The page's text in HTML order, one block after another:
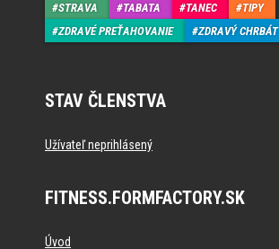
STRAVA
TABATA TANEC
TIPY
ZDRAVÉ PREŤAHOVANIE
ZDRAVÝ CHRBÁT
STAV ČLENSTVA
Užívateľ neprihlásený
FITNESS.FORMFACTORY.SK
Úvod